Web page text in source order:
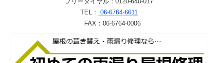
TEL： 06-6764-6611
FAX：06-6764-0006